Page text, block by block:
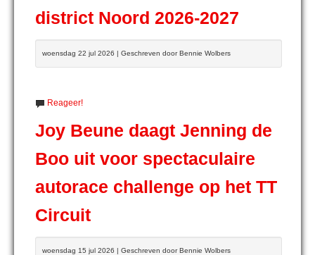
district Noord 2026-2027
woensdag 22 jul 2026 | Geschreven door Bennie Wolbers
Reageer!
Joy Beune daagt Jenning de
Boo uit voor spectaculaire
autorace challenge op het TT
Circuit
woensdag 15 jul 2026 | Geschreven door Bennie Wolbers